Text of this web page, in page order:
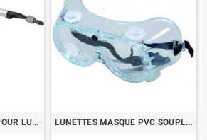
CORDELETTE 600 MM POUR LUNETTE LUNETTES MASQUE PVC SOUPLE VERRE INCOLORE PROTECTION CHIMIQUE